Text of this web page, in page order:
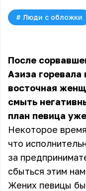
# Люди с обложки
После
Азиза горевала
восточная
смыть
план певица
Некоторое
что
за
сбыться этим
Жених певицы